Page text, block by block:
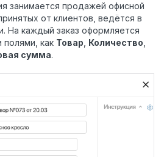
занимается продажей офисной
от клиентов, ведётся в
На каждый заказ оформляется
полями, как Товар Количество
сумма.